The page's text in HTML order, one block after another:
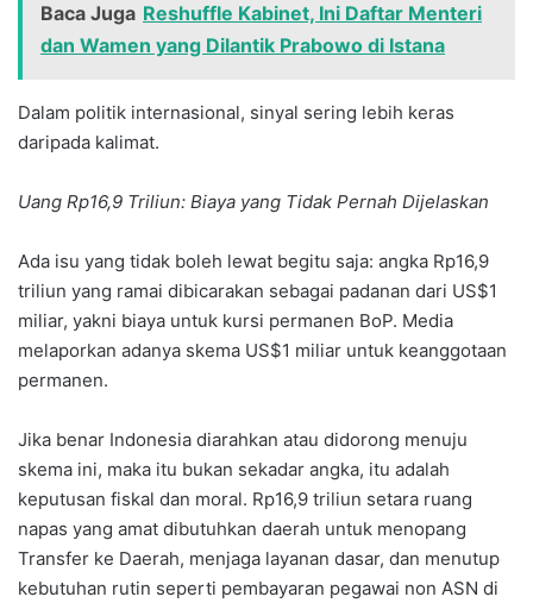
Baca Juga Reshuffle Kabinet, Ini Daftar Menteri
dan Wamen yang Dilantik Prabowo di Istana
Dalam politik internasional, sinyal sering lebih keras
daripada kalimat.
Uang Rp16,9 Triliun: Biaya yang Tidak Pernah Dijelaskan
Ada isu yang tidak boleh lewat begitu saja: angka Rp16,9
triliun yang ramai dibicarakan sebagai padanan dari US$1
miliar, yakni biaya untuk kursi permanen BoP. Media
melaporkan adanya skema US$1 miliar untuk keanggotaan
permanen.
Jika benar Indonesia diarahkan atau didorong menuju
skema ini, maka itu bukan sekadar angka, itu adalah
keputusan fiskal dan moral. Rp16,9 triliun setara ruang
napas yang amat dibutuhkan daerah untuk menopang
Transfer ke Daerah, menjaga layanan dasar, dan menutup
kebutuhan rutin seperti pembayaran pegawai non ASN di